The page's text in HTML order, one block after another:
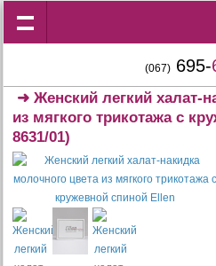
(067) 695-
➜Женский легкий халат-
из мягкого трикотажа с
8631/01)